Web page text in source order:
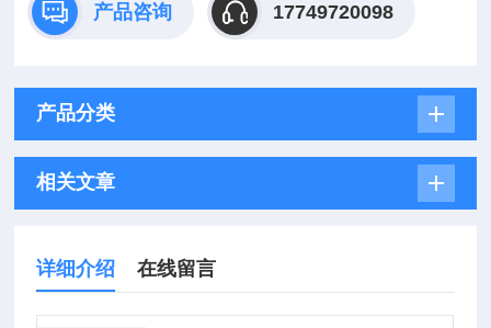
产品咨询 17749720098
产品分类
相关文章
详细介绍 在线留言